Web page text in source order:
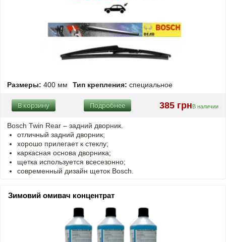
Размеры: 400 мм Тип крепления: специальное
385 грнВ наличии
Подробнее
В корзину
Bosch Twin Rear – задний дворник.
отличный задний дворник;
хорошо прилегает к стеклу;
каркасная основа дворника;
щетка используется всесезонно;
современный дизайн щеток Bosch.
Зимовий омивач концентрат